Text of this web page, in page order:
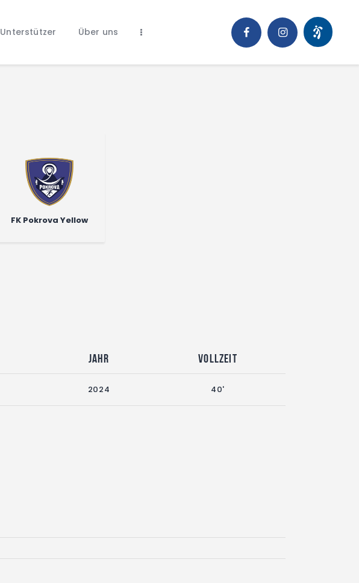
Unterstützer Über uns
FK Pokrova Yellow
Jahr Vollzeit
2024 40'